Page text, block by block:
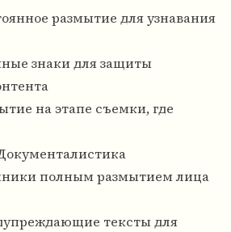
размытие для узнавания
знаки для защиты
на этапе съемки, где
полным размытием лица
тексты для